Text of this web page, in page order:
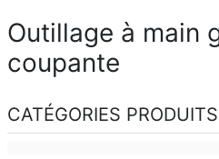
Outillage à main
coupante
CATÉGORIES PRODUITS